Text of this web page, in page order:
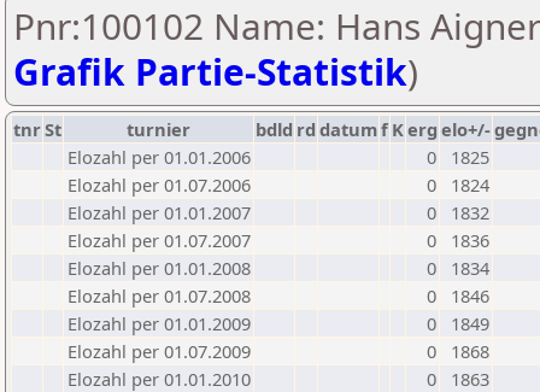
Pnr:100102 Name: Hans
Grafik Partie-Statistik)
tnrSt turnier bdld rd datumf Kerg elo+/-
Elozahl per 01.01.2006
0
1825
Elozahl per 01.07.2006
0
1824
Elozahl per 01.01.2007
0
1832
Elozahl per 01.07.2007
0
1836
Elozahl per 01.01.2008
0
1834
Elozahl per 01.07.2008
0
1846
Elozahl per 01.01.2009
0
1849
Elozahl per 01.07.2009
0
1868
Elozahl per 01.01.2010
0
1863